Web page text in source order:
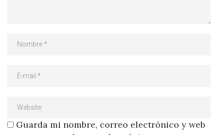
Guarda mi nombre, correo electrónico y web